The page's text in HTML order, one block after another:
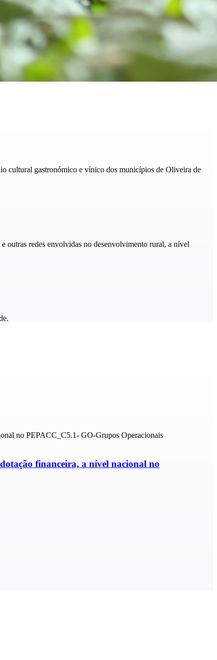
cultural gastronómico e vínico dos municípios de Oliveira de
outras redes envolvidas no desenvolvimento rural, a nível
financeira, a nível nacional no